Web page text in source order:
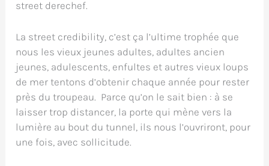
street derechef.
La street credibility, c’est ça l’ultime trophée que
nous les vieux jeunes adultes, adultes ancien
jeunes, adulescents, enfultes et autres vieux loups
de mer tentons d’obtenir chaque année pour rester
près du troupeau. Parce qu’on le sait bien : à se
laisser trop distancer, la porte qui mène vers la
lumière au bout du tunnel, ils nous l’ouvriront, pour
une fois, avec sollicitude.